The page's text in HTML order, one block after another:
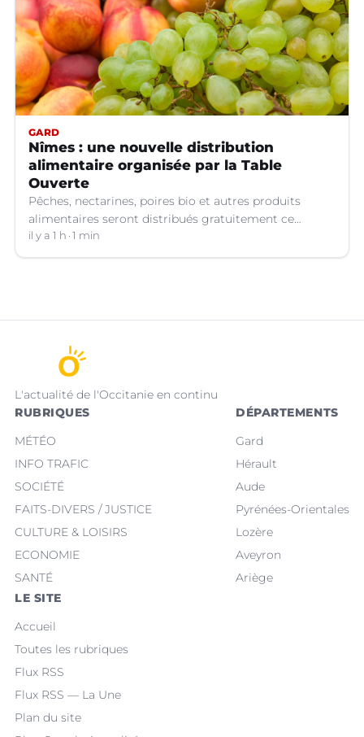
GARD
Nîmes : une nouvelle distribution
alimentaire organisée par la Table
Ouverte
Pêches, nectarines, poires bio et autres produits
alimentaires seront distribués gratuitement ce
vendredi 7 août par les bénévoles de la Table Ouverte
à Nîmes (Gard).
il y a 1 h 1 min
L'actualité de l'Occitanie en continu
RUBRIQUES
MÉTÉO
INFO TRAFIC
SOCIÉTÉ
FAITS-DIVERS / JUSTICE
CULTURE & LOISIRS
ECONOMIE
SANTÉ
DÉPARTEMENTS
Gard
Hérault
Aude
Pyrénées-Orientales
Lozère
Aveyron
Ariège
LE SITE
Accueil
Toutes les rubriques
Flux RSS
Flux RSS — La Une
Plan du site